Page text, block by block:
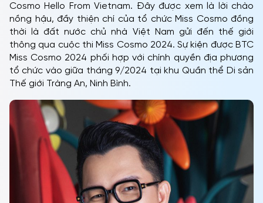
Cosmo Hello From Vietnam. Đây được xem là lời chào
nồng hậu, đầy thiện chí của tổ chức Miss Cosmo đồng
thời là đất nước chủ nhà Việt Nam gửi đến thế giới
thông qua cuộc thi Miss Cosmo 2024. Sự kiện được BTC
Miss Cosmo 2024 phối hợp với chính quyền địa phương
tổ chức vào giữa tháng 9/2024 tại khu Quần thể Di sản
Thế giới Tràng An, Ninh Bình.